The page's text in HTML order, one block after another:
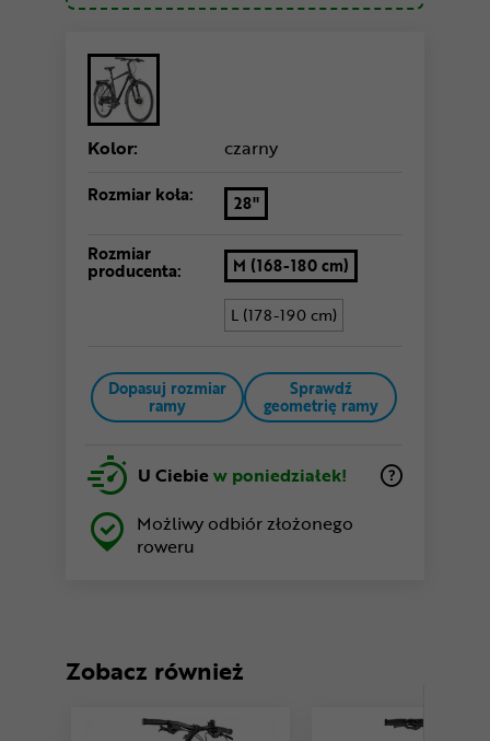
Kolor: czarny
Rozmiar koła: 28"
Rozmiar
producenta: M (168-180 cm)
L (178-190 cm)
Dopasuj rozmiar
ramy
Sprawdź
geometrię ramy
U Ciebiew poniedziałek!
Możliwy odbiór złożonego
roweru
Zobacz również